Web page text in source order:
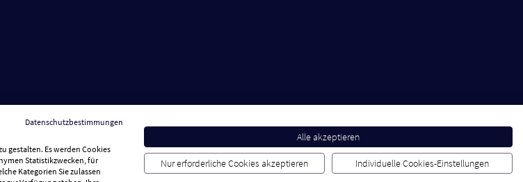
0,99 €
Lieferzeit3-
Datenschutzbestimmungen
gestalten. Es werden Cookies
Statistikzwecken, für
Kategorien Sie zulassen
Alle akzeptieren
Nur erforderliche Cookies akzeptieren Individuelle Cookies-Einstellungen